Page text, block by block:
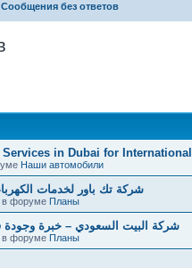
Сообщения без ответов
in Dubai for
Наши автомобили
شركة تك باور لخدمات
в форуме Планы
شركة البيت السعودي – خبرة وجودة
в форуме Планы